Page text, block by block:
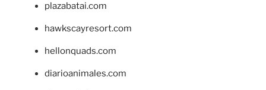
plazabatai.com
hawkscayresort.com
hellonquads.com
diarioanimales.com